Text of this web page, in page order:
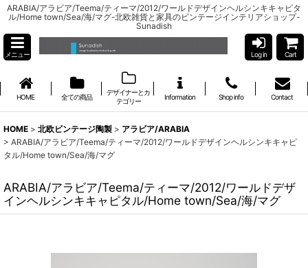
ARABIA/アラビア/Teema/ティーマ/2012/ワールドデザインヘルシンキキャピタ
ル/Home town/Sea/海/マグ-北欧雑貨と家具のビンテージインテリアショップ-
Sunadish
メニュー Log in Cart
HOME 全ての商品
デザイナーとカ
テゴリー
Information Shop info Contact
HOME > 北欧ビンテージ陶製 > アラビア/ARABIA
> ARABIA/アラビア/Teema/ティーマ/2012/ワールドデザインヘルシンキキャピ
タル/Home town/Sea/海/マグ
ARABIA/アラビア/Teema/ティーマ/2012/ワールドデザ
インヘルシンキキャピタル/Home town/Sea/海/マグ